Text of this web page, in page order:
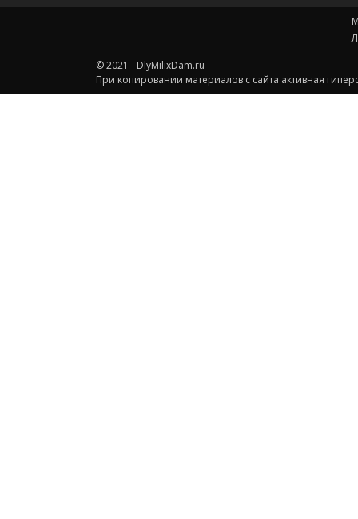
© 2021 - DlyMilixDam.ru
При копировании материалов с сайта активная